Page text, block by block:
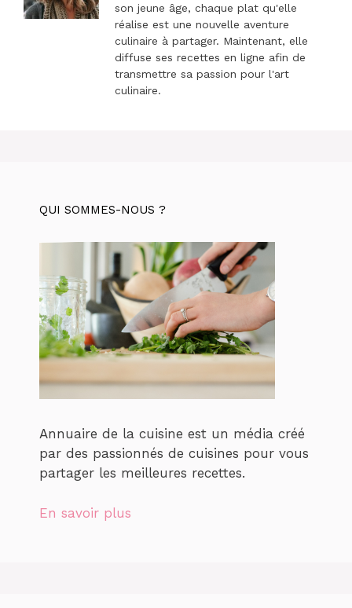
son jeune âge, chaque plat qu'elle
réalise est une nouvelle aventure
culinaire à partager. Maintenant, elle
diffuse ses recettes en ligne afin de
transmettre sa passion pour l'art
culinaire.
QUI SOMMES-NOUS ?
Annuaire de la cuisine est un média créé
par des passionnés de cuisines pour vous
partager les meilleures recettes.
En savoir plus